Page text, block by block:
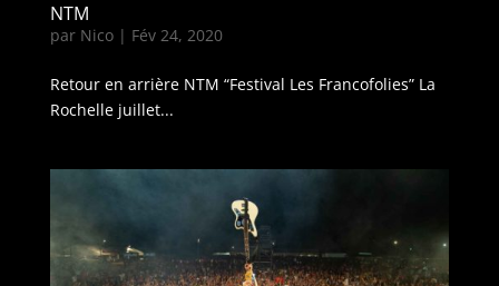
NTM
par Nico| Fév 24, 2020
Retour en arrière NTM “Festival Les Francofolies” La
Rochelle juillet...